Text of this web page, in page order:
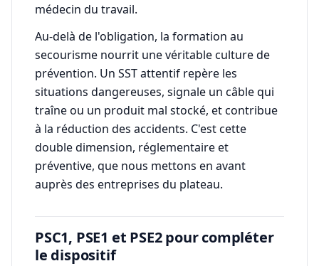
médecin du travail.
Au-delà de l'obligation, la formation au
secourisme nourrit une véritable culture de
prévention. Un SST attentif repère les
situations dangereuses, signale un câble qui
traîne ou un produit mal stocké, et contribue
à la réduction des accidents. C'est cette
double dimension, réglementaire et
préventive, que nous mettons en avant
auprès des entreprises du plateau.
PSC1, PSE1 et PSE2 pour compléter
le dispositif